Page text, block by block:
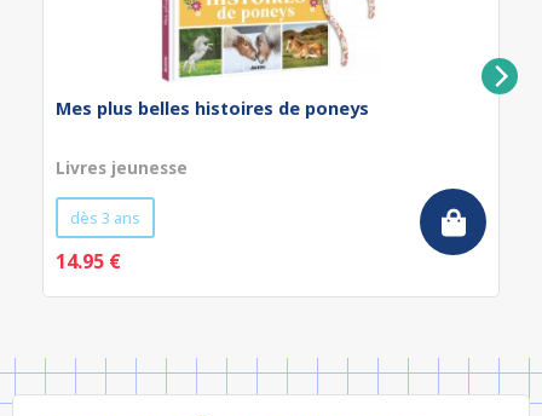
Mes plus belles histoires de poneys
Livres jeunesse
dès 3 ans
14.95 €